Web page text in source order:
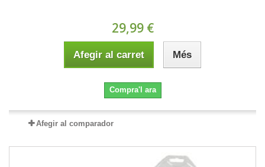
29,99 €
Afegir al carret Més
Compra'l ara
Afegir al comparador